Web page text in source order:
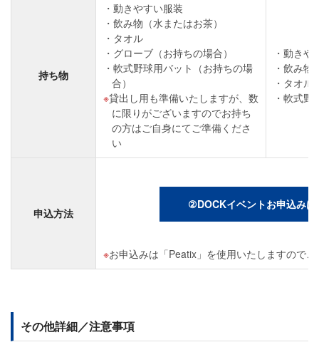
持ち物
動きやすい服装
飲み物（水またはお茶）
タオル
グローブ（お持ちの場合）
軟式野球用バット（お持ちの場
合）
貸出し用も準備いたしますが、数
に限りがございますのでお持ち
の方はご自身にてご準備くださ
い
動きや
飲み物
タオル
軟式野
申込方法
②DOCKイベントお申込みは
お申込みは「Peatix」を使用いたしますので
その他詳細／注意事項